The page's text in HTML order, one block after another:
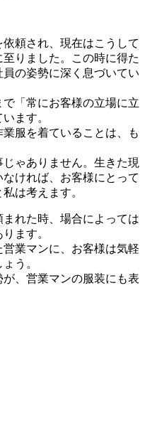
頼され、現在はこうして
りました。この時に得た
の姿勢に深く息づいてい
「常にお客様の立場に立
ます。
服を着ていることは、も
ゃありません。生きた現
ければ、お客様にとって
は考えます。
れた時、場合によっては
ます。
業マンに、お客様は気軽
う。
、営業マンの服装にも表